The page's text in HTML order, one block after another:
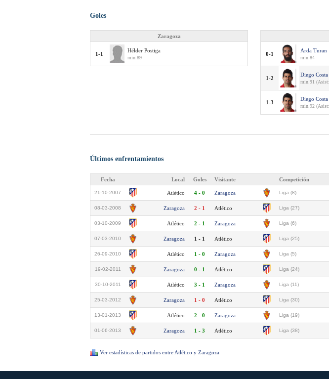
Goles
Zaragoza
1-1
Hélder Postiga
min.89
0-1
Arda Turan
min.84
1-2
Diego Costa
min.91
1-3
Diego Costa
min.92
Últimos enfrentamientos
Fecha Local Goles Visitante Competición
21-10-2007 Atlético 4 - 0 Zaragoza Liga (8)
08-03-2008 Zaragoza 2 - 1 Atlético Liga (27)
03-10-2009 Atlético 2 - 1 Zaragoza Liga (6)
07-03-2010 Zaragoza 1 - 1 Atlético Liga (25)
26-09-2010 Atlético 1 - 0 Zaragoza Liga (5)
19-02-2011 Zaragoza 0 - 1 Atlético Liga (24)
30-10-2011 Atlético 3 - 1 Zaragoza Liga (11)
25-03-2012 Zaragoza 1 - 0 Atlético Liga (30)
13-01-2013 Atlético 2 - 0 Zaragoza Liga (19)
01-06-2013 Zaragoza 1 - 3 Atlético Liga (38)
Ver estadísticas de partidos entre Atlético y Zaragoza